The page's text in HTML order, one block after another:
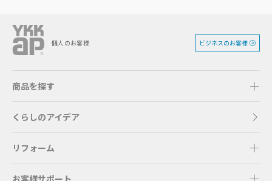
個人のお客様 ビジネスのお客様
商品を探す
くらしのアイデア
リフォーム